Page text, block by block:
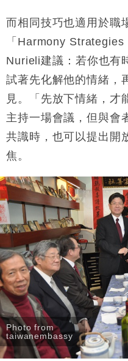
而相同技巧也適用於職
「 Harmony Strategies
Nurieli建議：若你也有
試著先化解他的情緒，
見。「先放下情緒，才
主持一場會議，但與會
共識時，也可以提出開
焦。
Photo from
taiwanembassy